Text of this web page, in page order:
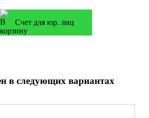
Счет для юр. лиц
в следующих вариантах